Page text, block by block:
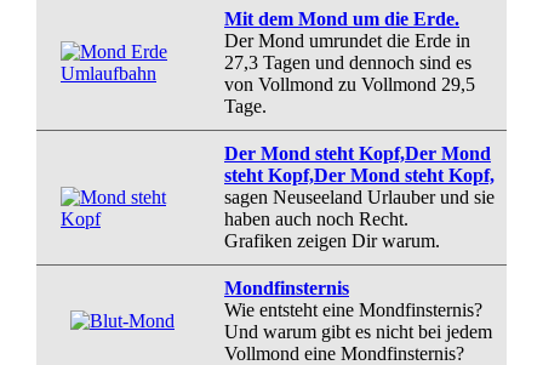
Mit dem Mond um die Erde.
Der Mond umrundet die Erde in
27,3 Tagen und dennoch sind es
von Vollmond zu Vollmond 29,5
Tage.
Der Mond steht Kopf,Der Mond
steht Kopf,Der Mond steht Kopf,
sagen Neuseeland Urlauber und sie
haben auch noch Recht.
Grafiken zeigen Dir warum.
Mondfinsternis
Wie entsteht eine Mondfinsternis?
Und warum gibt es nicht bei jedem
Vollmond eine Mondfinsternis?